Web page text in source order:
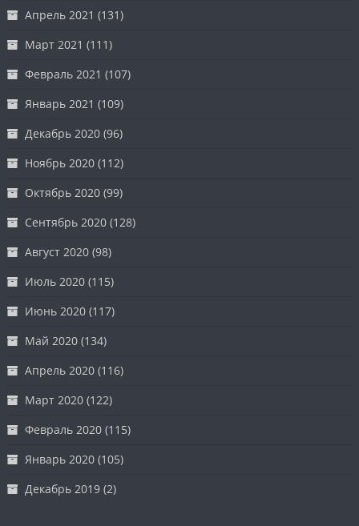
Апрель 2021 (131)
Март 2021 (111)
Февраль 2021 (107)
Январь 2021 (109)
Декабрь 2020 (96)
Ноябрь 2020 (112)
Октябрь 2020 (99)
Сентябрь 2020 (128)
Август 2020 (98)
Июль 2020 (115)
Июнь 2020 (117)
Май 2020 (134)
Апрель 2020 (116)
Март 2020 (122)
Февраль 2020 (115)
Январь 2020 (105)
Декабрь 2019 (2)